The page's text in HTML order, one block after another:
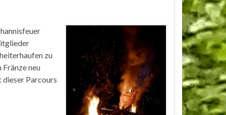
zu
Fränze neu
Parcours